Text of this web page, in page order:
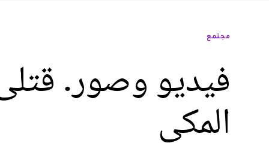
مجتمع
فيديو وصور.
المكي